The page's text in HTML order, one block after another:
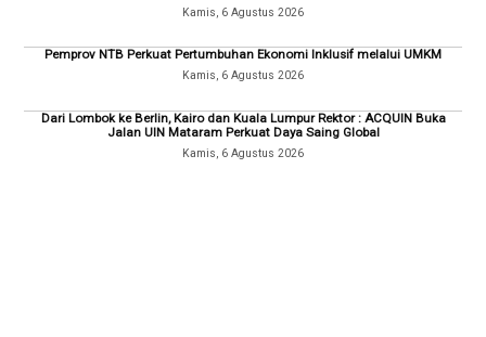
Kamis, 6 Agustus 2026
Pemprov NTB Perkuat Pertumbuhan Ekonomi Inklusif melalui UMKM
Kamis, 6 Agustus 2026
Dari Lombok ke Berlin, Kairo dan Kuala Lumpur Rektor : ACQUIN Buka
Jalan UIN Mataram Perkuat Daya Saing Global
Kamis, 6 Agustus 2026